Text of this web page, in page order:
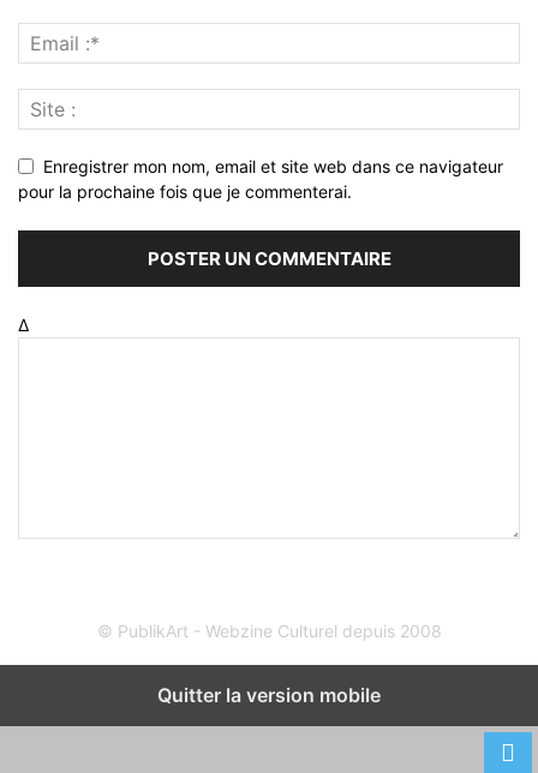
Enregistrer mon nom, email et site web dans ce navigateur
pour la prochaine fois que je commenterai.
Δ
© PublikArt - Webzine Culturel depuis 2008
Quitter la version mobile